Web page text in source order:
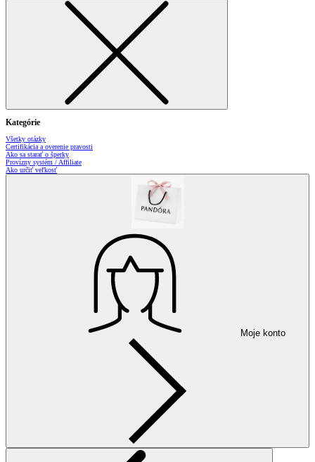
Kategórie
Všetky otázky
Certifikácia a overenie pravosti
Ako sa starať o šperky
Provízny systém / Affiliate
Ako určiť veľkosť
Moje konto